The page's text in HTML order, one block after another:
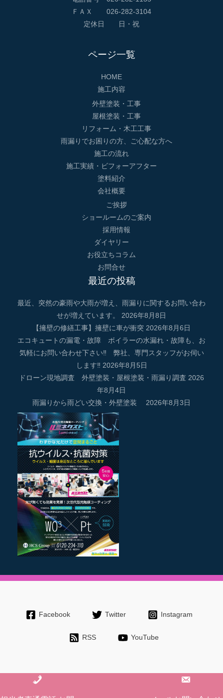
ＦＡＸ 026-282-3104
定休日 日・祝
ページ一覧
HOME
施工内容
外壁塗装・工事
屋根塗装・工事
リフォーム・木工工事
雨漏りでお困りの方、ご心配な方へ
施工の流れ
施工実績・ビフォーアフター
塗料紹介
会社概要
ご挨拶
ショールームのご案内
採用情報
ダイヤリー
お役立ちコラム
お問合せ
最近の投稿
最近、突然の豪雨や大雨が増え、雨漏りに関するお問い合わ
せが増えています。
2026年8月8日
【擁壁の修繕工事】擁壁に車が衝突 2026年8月6日
エコキュートの漏電・故障 ボイラーの水漏れ・故障も、お
気軽にお問い合わせ下さい‼ 弊社、専門スタッフがお伺い
します‼ 2026年8月5日
ドローン現地調査 外壁塗装・屋根塗装・雨漏り調査 2026
年8月4日
雨漏りから雨どい交換・外壁塗装
2026年8月3日
Facebook Twitter Instagram
RSS YouTube